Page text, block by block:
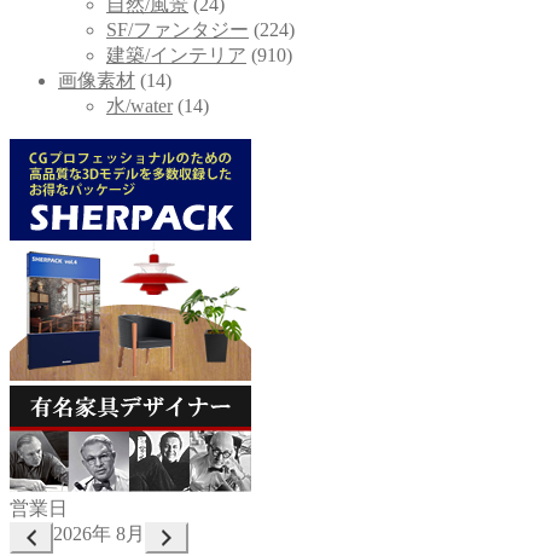
自然/風景 (24)
SF/ファンタジー (224)
建築/インテリア (910)
画像素材 (14)
水/water (14)
営業日
2026年 8月